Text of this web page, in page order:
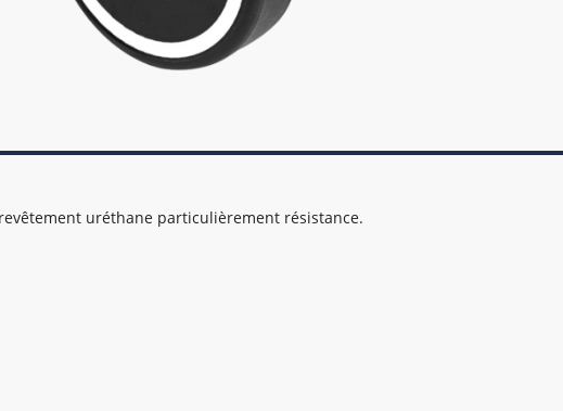
uréthane particulièrement résistance.